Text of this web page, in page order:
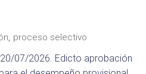
, proceso selectivo
20/07/2026. Edicto aprobación